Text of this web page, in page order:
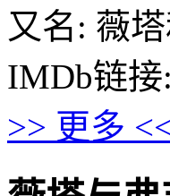
又名: 薇
IMDb链接
>> 更多